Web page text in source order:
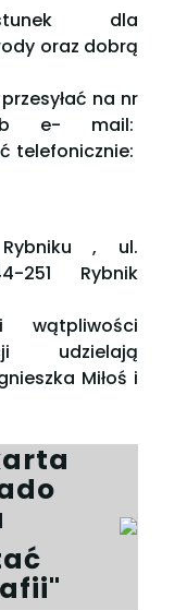
dla
oraz dobrą
na nr
e- mail:
telefonicznie:
, ul.
251 Rybnik
udzielają
Miłoś i